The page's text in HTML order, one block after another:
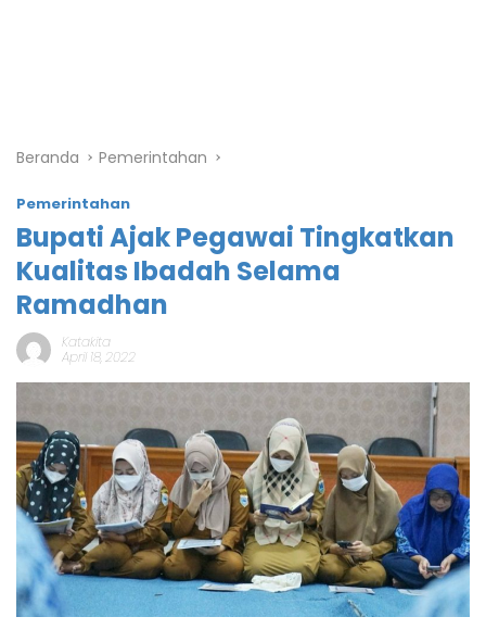
Beranda Pemerintahan
Pemerintahan
Bupati Ajak Pegawai Tingkatkan
Kualitas Ibadah Selama
Ramadhan
Katakita
April 18, 2022